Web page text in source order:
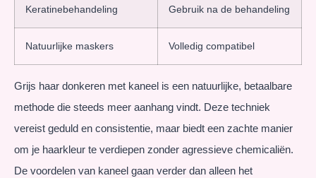
Keratinebehandeling Gebruik na de behandeling
Natuurlijke maskers Volledig compatibel
Grijs haar donkeren met kaneel is een natuurlijke, betaalbare
methode die steeds meer aanhang vindt. Deze techniek
vereist geduld en consistentie, maar biedt een zachte manier
om je haarkleur te verdiepen zonder agressieve chemicaliën.
De voordelen van kaneel gaan verder dan alleen het